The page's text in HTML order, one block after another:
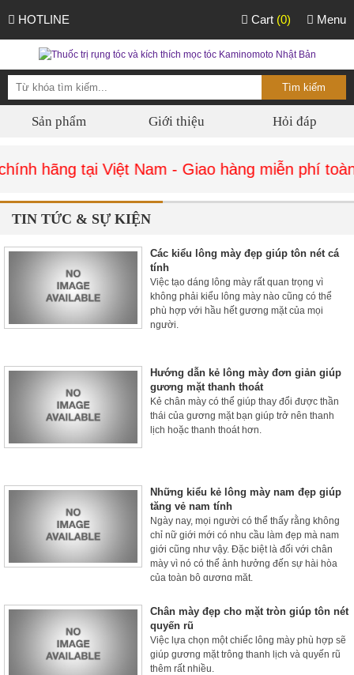
HOTLINE Menu
Cart (0)
Sản phẩm Giới thiệu Hỏi đáp
hãng tại Việt Nam - Giao hàng miễn phí toàn
TIN TỨC & SỰ KIỆN
Các kiểu lông mày đẹp giúp tôn nét cá
tính
Việc tạo dáng lông mày rất quan trọng vì
không phải kiểu lông mày nào cũng có thể
phù hợp với hầu hết gương mặt của mọi
người.
Hướng dẫn kẻ lông mày đơn giản giúp
gương mặt thanh thoát
Kẻ chân mày có thể giúp thay đổi được thần
thái của gương mặt bạn giúp trở nên thanh
lịch hoặc thanh thoát hơn.
Những kiểu kẻ lông mày nam đẹp giúp
tăng vẻ nam tính
Ngày nay, mọi người có thể thấy rằng không
chỉ nữ giới mới có nhu cầu làm đẹp mà nam
giới cũng như vậy. Đặc biệt là đối với chân
mày vì nó có thể ảnh hưởng đến sự hài hòa
của toàn bộ gương mặt.
Chân mày đẹp cho mặt tròn giúp tôn nét
quyến rũ
Việc lựa chọn một chiếc lông mày phù hợp sẽ
giúp gương mặt trông thanh lịch và quyến rũ
thêm rất nhiều.